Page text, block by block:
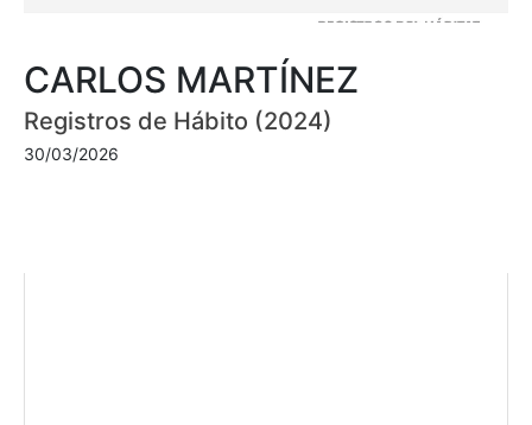
CARLOS MARTÍNEZ
Registros de Hábito (2024)
30/03/2026